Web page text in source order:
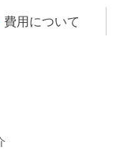
費用について